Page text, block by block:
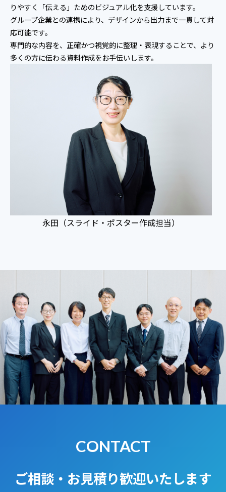
りやすく「伝える」ためのビジュアル化を支援しています。
グループ企業との連携により、デザインから出力まで一貫して対
応可能です。
専門的な内容を、正確かつ視覚的に整理・表現することで、より
多くの方に伝わる資料作成をお手伝いします。
永田（スライド・ポスター作成担当）
CONTACT
ご相談・お見積り歓迎いたします